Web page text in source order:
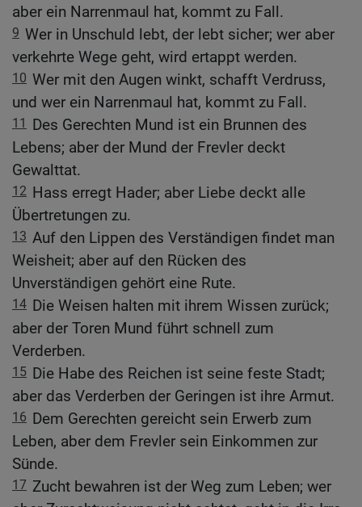
aber ein Narrenmaul hat, kommt zu Fall.
9 Wer in Unschuld lebt, der lebt sicher; wer aber
verkehrte Wege geht, wird ertappt werden.
10 Wer mit den Augen winkt, schafft Verdruss,
und wer ein Narrenmaul hat, kommt zu Fall.
11
Des Gerechten Mund ist ein Brunnen des
Lebens; aber der Mund der Frevler deckt
Gewalttat.
12 Hass erregt Hader; aber Liebe deckt alle
Übertretungen zu.
13 Auf den Lippen des Verständigen findet man
Weisheit; aber auf den Rücken des
Unverständigen gehört eine Rute.
14 Die Weisen halten mit ihrem Wissen zurück;
aber der Toren Mund führt schnell zum
Verderben.
15 Die Habe des Reichen ist seine feste Stadt;
aber das Verderben der Geringen ist ihre Armut.
16 Dem Gerechten gereicht sein Erwerb zum
Leben, aber dem Frevler sein Einkommen zur
Sünde.
17 Zucht bewahren ist der Weg zum Leben; wer